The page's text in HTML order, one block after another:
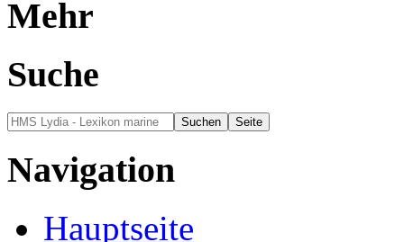
Mehr
Suche
Navigation
Hauptseite